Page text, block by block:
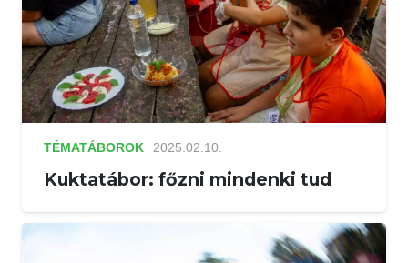
TÉMATÁBOROK 2025.02.10.
Kuktatábor: főzni mindenki tud